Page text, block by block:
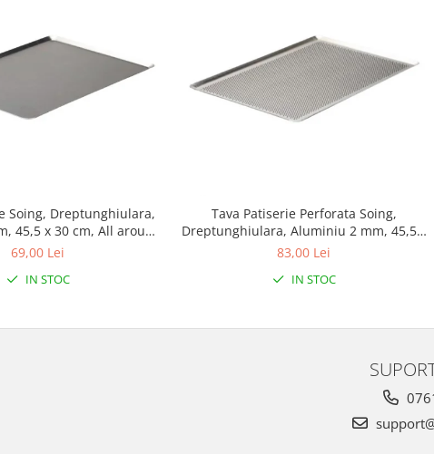
Soing, Dreptunghiulara,
45,5 x 30 cm, All around
45°
69,00 Lei
IN STOC
Tava Patiserie Perforata Soing,
Dreptunghiulara, Aluminiu 2 mm, 45,5 x
34 cm, All around 45°
83,00 Lei
IN STOC